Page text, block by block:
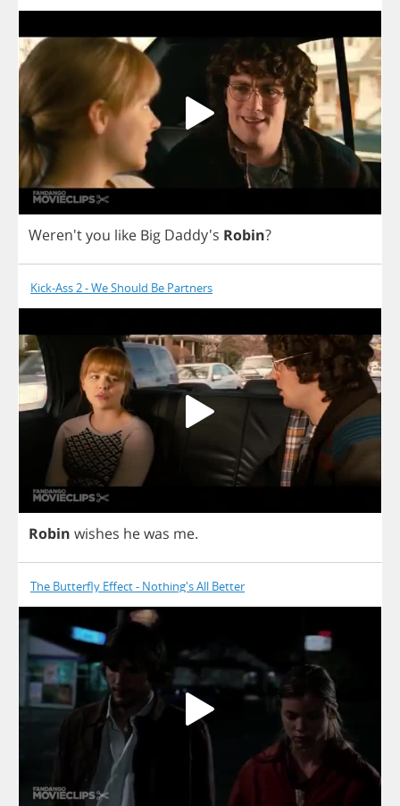
Weren'tyou like Big Daddy's Robin?
Kick-Ass 2 - We Should Be Partners
Robin wishes hewas me.
The Butterfly Effect - Nothing's All Better